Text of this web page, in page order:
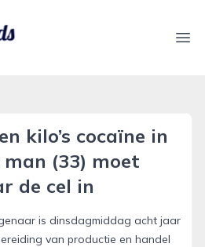
kilo’s cocaïne in
(33) moet
de cel in
is dinsdagmiddag acht jaar
van productie en handel